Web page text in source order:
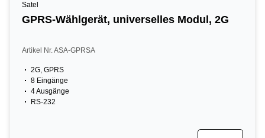
Satel
GPRS-Wählgerät, universelles Modul, 2G
Artikel Nr. ASA-GPRSA
2G, GPRS
8 Eingänge
4 Ausgänge
RS-232